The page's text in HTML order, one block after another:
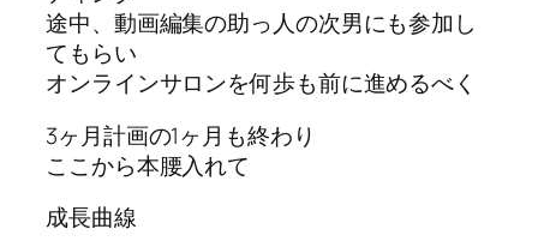
途中、動画編集の助っ人の次男にも参加し
てもらい
オンラインサロンを何歩も前に進めるべく
3ヶ月計画の1ヶ月も終わり
ここから本腰入れて
成長曲線